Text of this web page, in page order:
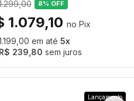
8% OFF
1.079,10
5
R$ 239,80 sem juros
Lançamento